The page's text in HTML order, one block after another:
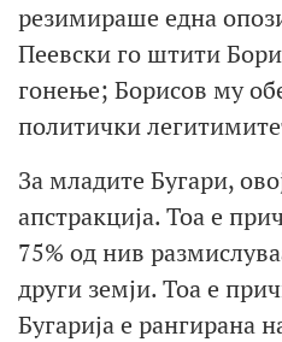
резимираше една
Пеевски го штити
гонење; Борисов му
политички
За младите Бугари,
апстракција. Тоа е
75% од нив
други земји. Тоа е
Бугарија е рангирана